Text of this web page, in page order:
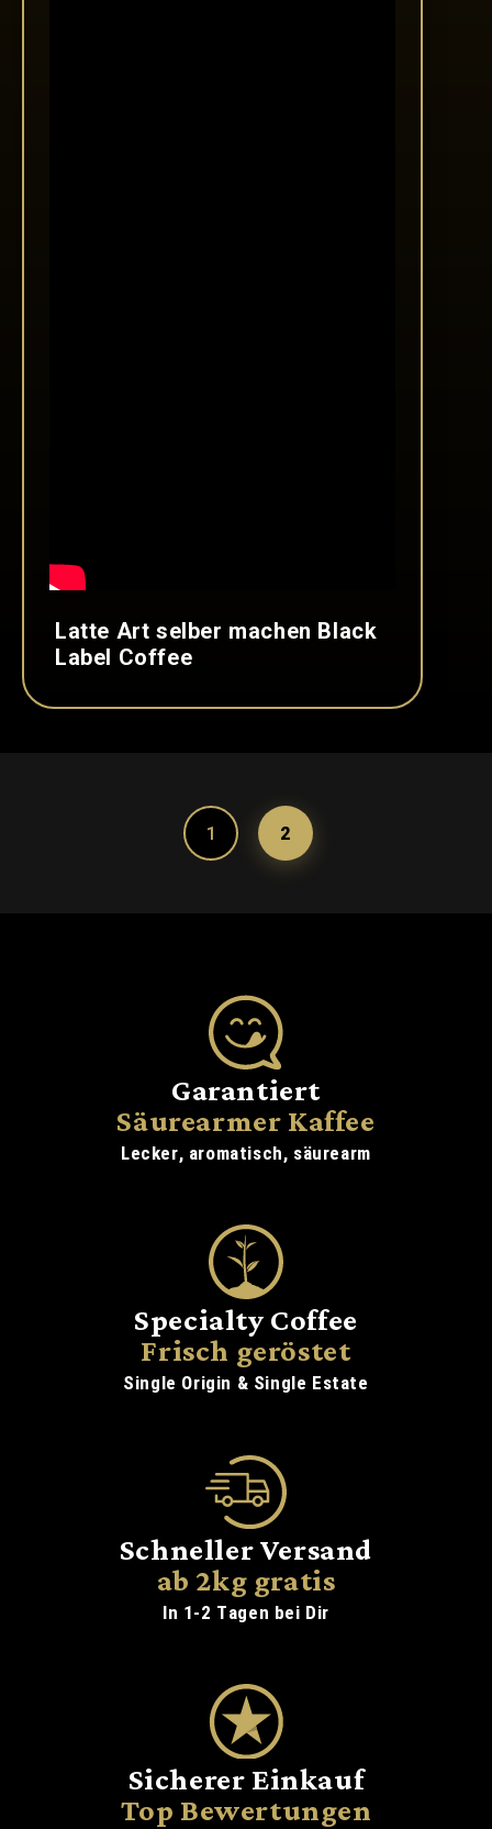
Latte Art selber machen Black
Label Coffee
1 2
Garantiert
Säurearmer Kaffee
Lecker, aromatisch, säurearm
Specialty Coffee
Frisch geröstet
Single Origin & Single Estate
Schneller Versand
ab 2kg gratis
In 1-2 Tagen bei Dir
Sicherer Einkauf
Top Bewertungen